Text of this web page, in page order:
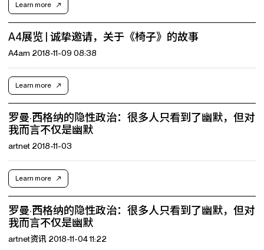
Learn more
A4展览 | 诚挚邀请，关于《椅子》的故事
A4am 2018-11-09 08:38
Learn more
罗曼·西格纳的隐性政治：很多人只看到了幽默，但对
我而言不仅是幽默
artnet 2018-11-03
Learn more
罗曼·西格纳的隐性政治：很多人只看到了幽默，但对
我而言不仅是幽默
artnet资讯 2018-11-04 11:22